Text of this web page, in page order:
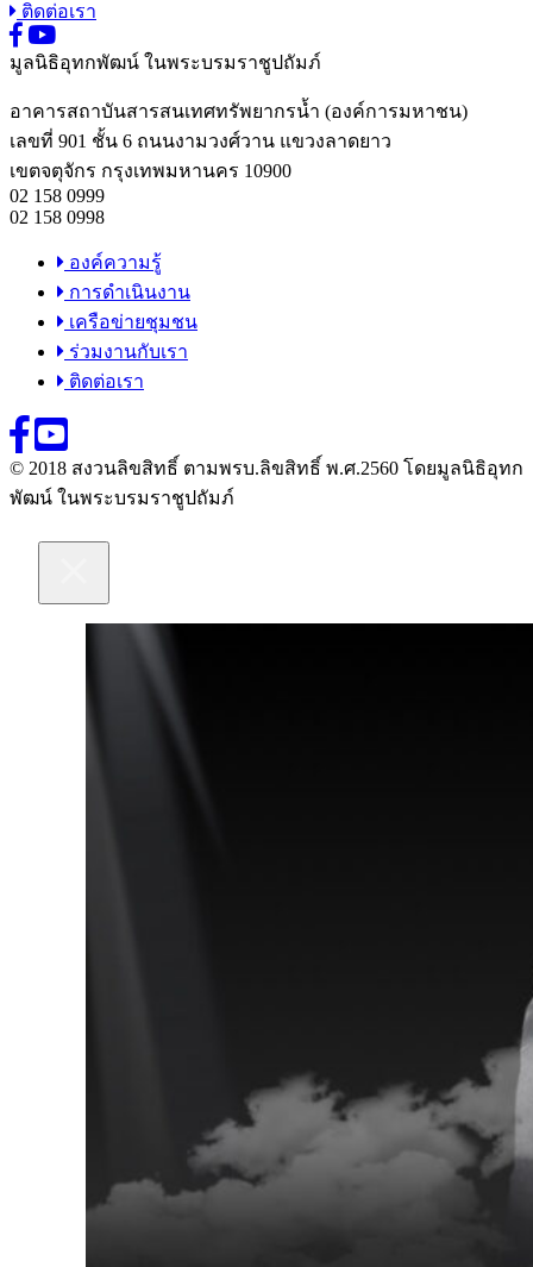
ติดต่อเรา
มูลนิธิอุทกพัฒน์ ในพระบรมราชูปถัมภ์
อาคารสถาบันสารสนเทศทรัพยากรน้ำ (องค์การมหาชน)
เลขที่ 901 ชั้น 6 ถนนงามวงศ์วาน แขวงลาดยาว
เขตจตุจักร กรุงเทพมหานคร 10900
02 158 0999
02 158 0998
องค์ความรู้
การดำเนินงาน
เครือข่ายชุมชน
ร่วมงานกับเรา
ติดต่อเรา
© 2018 สงวนลิขสิทธิ์ ตามพรบ.ลิขสิทธิ์ พ.ศ.2560 โดยมูลนิธิอุทก
พัฒน์ ในพระบรมราชูปถัมภ์